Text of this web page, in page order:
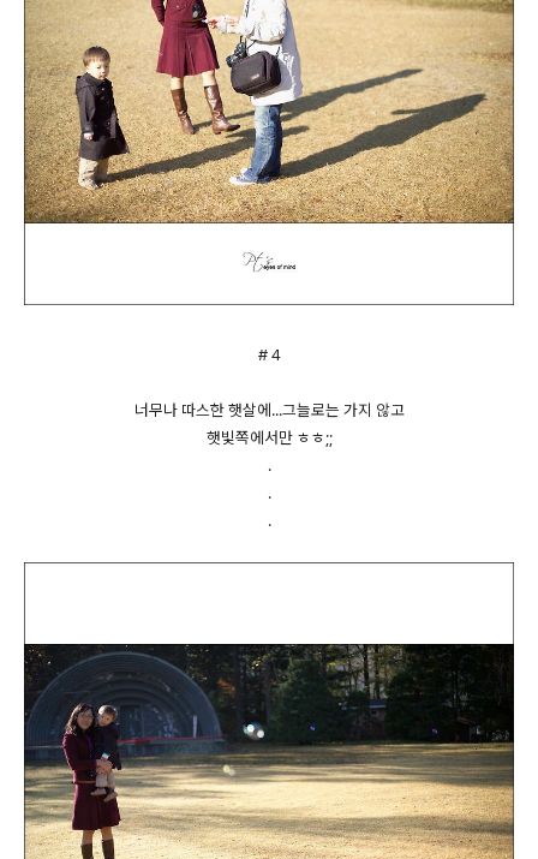
# 4
너무나 따스한 햇살에...그늘로는 가지 않고
햇빛쪽에서만 ㅎㅎ;;
.
.
.